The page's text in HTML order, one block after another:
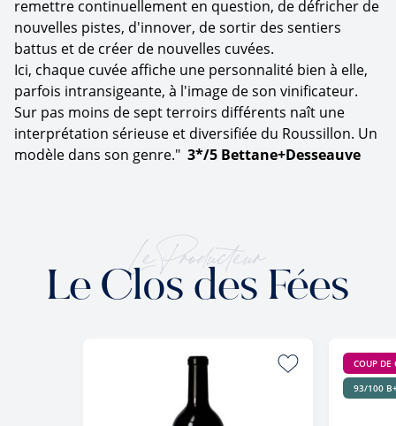
remettre continuellement en question, de défricher de
nouvelles pistes, d'innover, de sortir des sentiers
battus et de créer de nouvelles cuvées.
Ici, chaque cuvée affiche une personnalité bien à elle,
parfois intransigeante, à l'image de son vinificateur.
Sur pas moins de sept terroirs différents naît une
interprétation sérieuse et diversifiée du Roussillon. Un
modèle dans son genre." 3*/5 Bettane+Desseauve
Le Producteur
Le Clos des Fées
COUP DE
93/100